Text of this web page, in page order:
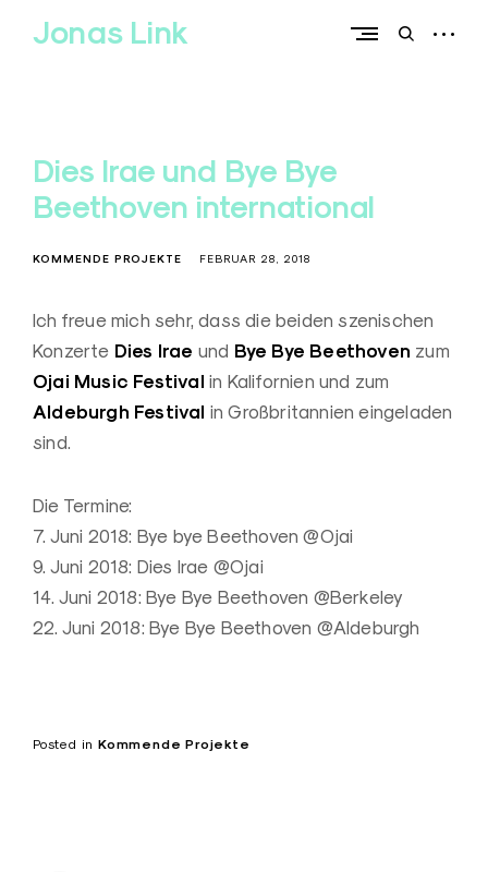
contentJonas Link
openopen
Dies Irae und Bye Bye
Beethoven international
KOMMENDE PROJEKTE FEBRUAR 28, 2018
Ich freue mich sehr, dass die beiden szenischen
Konzerte Dies Irae und Bye Bye Beethoven zum
Ojai Music Festival in Kalifornien und zum
Aldeburgh Festival in Großbritannien eingeladen
sind.
Die Termine:
7. Juni 2018: Bye bye Beethoven @Ojai
9. Juni 2018: Dies Irae @Ojai
14. Juni 2018: Bye Bye Beethoven @Berkeley
22. Juni 2018: Bye Bye Beethoven @Aldeburgh
Posted in Kommende Projekte